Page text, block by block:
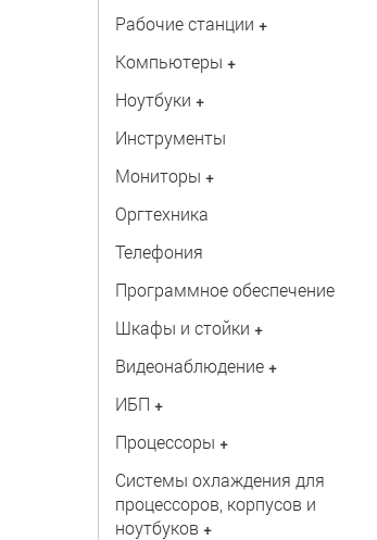
Рабочие станции +
Компьютеры +
Ноутбуки +
Инструменты
Мониторы +
Оргтехника
Телефония
Программное обеспечение
Шкафы и стойки +
Видеонаблюдение +
ИБП +
Процессоры +
Системы охлаждения для
процессоров, корпусов и
ноутбуков +